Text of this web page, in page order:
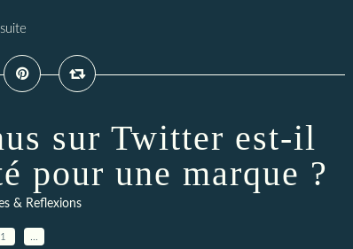
sur Twitter est-il
pour une marque ?
& Reflexions